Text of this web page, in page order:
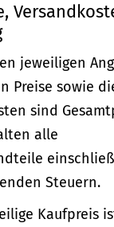
jeweiligen
Preise sowie
sind
alle
Steuern.
Kaufpreis